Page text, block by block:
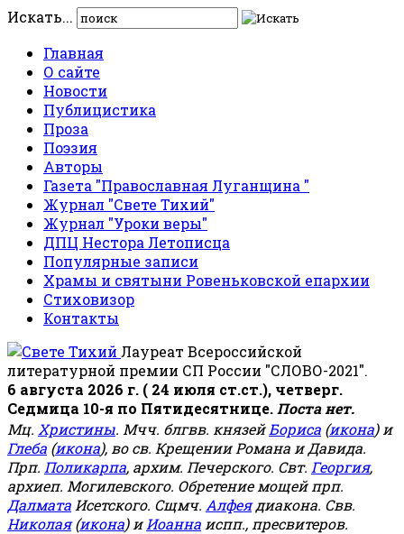
Искать...
Главная
О сайте
Новости
Публицистика
Проза
Поэзия
Авторы
Газета "Православная Луганщина "
Журнал "Свете Тихий"
Журнал "Уроки веры"
ДПЦ Нестора Летописца
Популярные записи
Храмы и святыни Ровеньковской епархии
Стиховизор
Контакты
Лауреат Всероссийской
литературной премии СП России "СЛОВО-2021".
6 августа 2026 г. ( 24 июля ст.ст.), четверг.
Седмица 10-я по Пятидесятнице. Поста нет.
Мц. Христины. Мчч. блгвв. князейБориса (икона) и
Глеба (икона), во св. Крещении Романа и Давида.
Прп. Поликарпа, архим. Печерского. Свт. Георгия,
архиеп. Могилевского. Обретение мощей прп.
Далмата Исетского. Сщмч. Алфеядиакона. Свв.
Николая(икона) иИоанна испп., пресвитеров.